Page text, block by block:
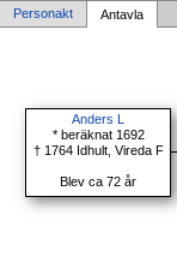
Personakt Antavla
Anders L
* beräknat 1692
† 1764 Idhult, Vireda F
Blev ca 72 år